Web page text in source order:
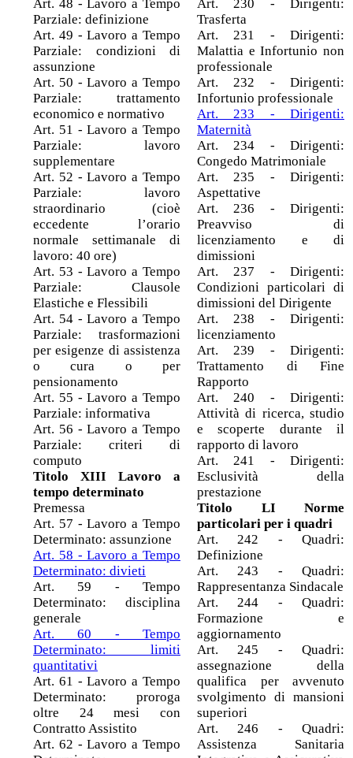
Art. 48 - Lavoro a Tempo
Parziale: definizione
Art. 49 - Lavoro a Tempo
Parziale: condizioni di
assunzione
Art. 50 - Lavoro a Tempo
Parziale: trattamento
economico e normativo
Art. 51 - Lavoro a Tempo
Parziale: lavoro
supplementare
Art. 52 - Lavoro a Tempo
Parziale: lavoro
straordinario (cioè
eccedente l’orario
normale settimanale di
lavoro: 40 ore)
Art. 53 - Lavoro a Tempo
Parziale: Clausole
Elastiche e Flessibili
Art. 54 - Lavoro a Tempo
Parziale: trasformazioni
per esigenze di assistenza
o cura o per
pensionamento
Art. 55 - Lavoro a Tempo
Parziale: informativa
Art. 56 - Lavoro a Tempo
Parziale: criteri di
computo
Titolo XIII Lavoro a
tempo determinato
Premessa
Art. 57 - Lavoro a Tempo
Determinato: assunzione
Art. 58 - Lavoro a Tempo
Determinato: divieti
Art. 59 - Tempo
Determinato: disciplina
generale
Art. 60 - Tempo
Determinato: limiti
quantitativi
Art. 61 - Lavoro a Tempo
Determinato: proroga
oltre 24 mesi con
Contratto Assistito
Art. 62 - Lavoro a Tempo
Art. 230 - Dirigenti:
Trasferta
Art. 231 - Dirigenti:
Malattia e Infortunio non
professionale
Art. 232 - Dirigenti:
Infortunio professionale
Art. 233 - Dirigenti:
Maternità
Art. 234 - Dirigenti:
Congedo Matrimoniale
Art. 235 - Dirigenti:
Aspettative
Art. 236 - Dirigenti:
Preavviso di
licenziamento e di
dimissioni
Art. 237 - Dirigenti:
Condizioni particolari di
dimissioni del Dirigente
Art. 238 - Dirigenti:
licenziamento
Art. 239 - Dirigenti:
Trattamento di Fine
Rapporto
Art. 240 - Dirigenti:
Attività di ricerca, studio
e scoperte durante il
rapporto di lavoro
Art. 241 - Dirigenti:
Esclusività della
prestazione
Titolo LI Norme
particolari per i quadri
Art. 242 - Quadri:
Definizione
Art. 243 - Quadri:
Rappresentanza Sindacale
Art. 244 - Quadri:
Formazione e
aggiornamento
Art. 245 - Quadri:
assegnazione della
qualifica per avvenuto
svolgimento di mansioni
superiori
Art. 246 - Quadri:
Assistenza Sanitaria